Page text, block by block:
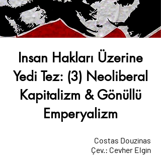
Insan Hakları Üzerine
Yedi Tez: (3) Neoliberal
Kapitalizm & Gönüllü
Emperyalizm
Costas Douzinas
Çev.: Cevher Elgin